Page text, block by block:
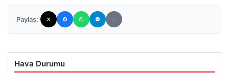
Paylaş:
Hava Durumu